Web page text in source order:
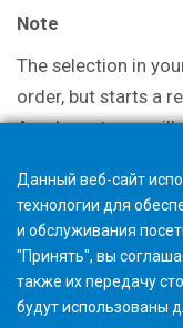
Note
The selection in
order, but starts a
Academy team will
Данный веб-сайт
технологии для
и обслуживания
"Принять", вы
также их передачу
будут использованы